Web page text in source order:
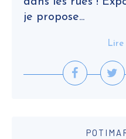
je propose...
Lire